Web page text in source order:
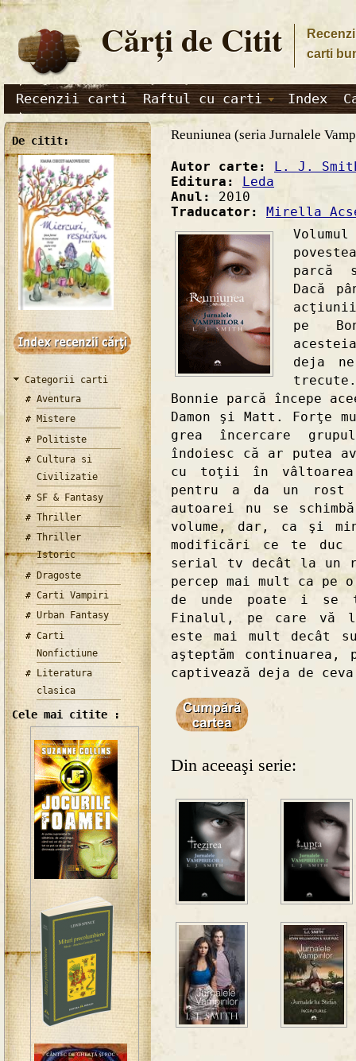
Cărţi de Citit
carti
Recenzii carti Raftul cu carti Index
De citit:
Categorii carti
Aventura
Mistere
Politiste
Cultura si
Civilizatie
SF & Fantasy
Thriller
Thriller
Istoric
Dragoste
Carti Vampiri
Urban Fantasy
Carti
Nonfictiune
Literatura
clasica
Cele mai citite :
Reuniunea (seria Jurnalele
Autor carte: L. J.
Editura: Leda
Anul: 2010
Traducator: Mirella
parcă
Dacă
pe
deja
Bonnie parcă începe
Damon şi Matt. Forţe
grea încercare
îndoiesc că ar putea
cu toţii în vâltoarea
pentru a da un
autoarei nu se
volume, dar, ca şi
modificări ce te duc
serial tv decât la un
percep mai mult ca pe
de unde poate i
Finalul, pe care vă
este mai mult decât
aşteptăm
captivează deja de
Din aceeaşi serie: